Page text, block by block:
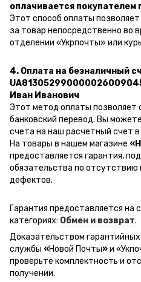
оплачивается покупателем
Этот способ оплаты
за товар непосредственно во
отделении «Укрпочты» или
4. Оплата на безналичный
Иван Иванович
Этот метод оплаты позволяет
банковский перевод. Вы
счета на наш расчетный счет в
На товары в нашем магазине
предоставляется гарантия,
обязательства по отсутствию
дефектов.
Гарантия предоставляется на
категориях: Обмен и возврат.
Доказательством
службы «Новой Почты»и «Ук
проверьте комплектность и
получении.